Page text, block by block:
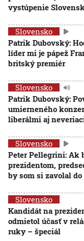
vystúpenie
Slovensko
Patrik Dubovský:
líder mi je pápež
britský premiér
Slovensko
Patrik Dubovský:
umierneného
liberálmi aj
Slovensko
Peter Pellegrini: Ak
prezidentom,
by som si zavolal do
Slovensko
Kandidát na
odmietol účasť v
ruky – špeciál